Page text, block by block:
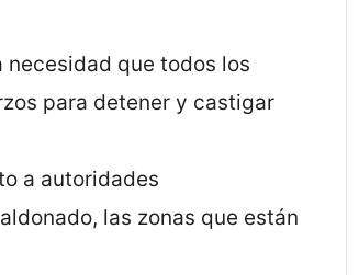
necesidad que todos los
para detener y castigar
a autoridades
las zonas que están